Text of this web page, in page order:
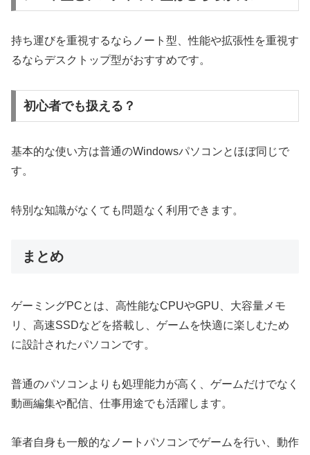
持ち運びを重視するならノート型、性能や拡張性を重視す
るならデスクトップ型がおすすめです。
初心者でも扱える？
基本的な使い方は普通のWindowsパソコンとほぼ同じで
す。
特別な知識がなくても問題なく利用できます。
まとめ
ゲーミングPCとは、高性能なCPUやGPU、大容量メモ
リ、高速SSDなどを搭載し、ゲームを快適に楽しむため
に設計されたパソコンです。
普通のパソコンよりも処理能力が高く、ゲームだけでなく
動画編集や配信、仕事用途でも活躍します。
筆者自身も一般的なノートパソコンでゲームを行い、動作